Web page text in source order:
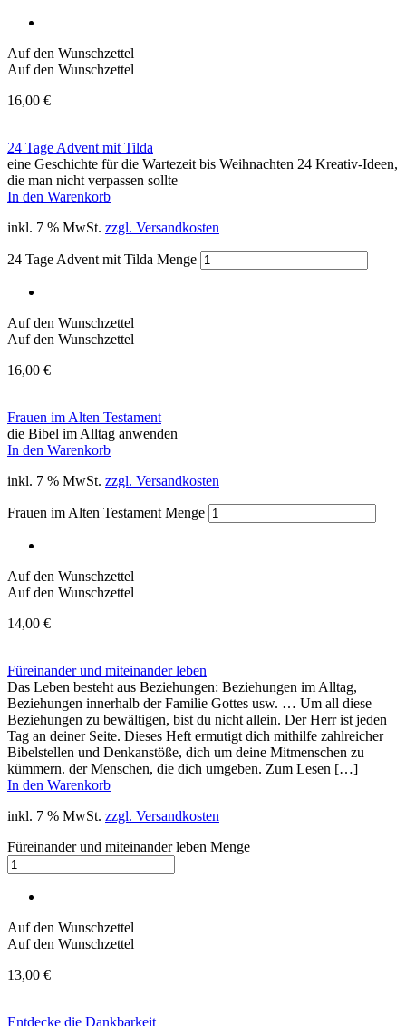
Auf den Wunschzettel
Auf den Wunschzettel
16,00 €
24 Tage Advent mit Tilda
eine Geschichte für die Wartezeit bis Weihnachten 24 Kreativ-Ideen,
die man nicht verpassen sollte
In den Warenkorb
inkl. 7 % MwSt. zzgl. Versandkosten
24 Tage Advent mit Tilda Menge
Auf den Wunschzettel
Auf den Wunschzettel
16,00 €
Frauen im Alten Testament
die Bibel im Alltag anwenden
In den Warenkorb
inkl. 7 % MwSt. zzgl. Versandkosten
Frauen im Alten Testament Menge
Auf den Wunschzettel
Auf den Wunschzettel
14,00 €
Füreinander und miteinander leben
Das Leben besteht aus Beziehungen: Beziehungen im Alltag,
Beziehungen innerhalb der Familie Gottes usw. … Um all diese
Beziehungen zu bewältigen, bist du nicht allein. Der Herr ist jeden
Tag an deiner Seite. Dieses Heft ermutigt dich mithilfe zahlreicher
Bibelstellen und Denkanstöße, dich um deine Mitmenschen zu
kümmern. der Menschen, die dich umgeben. Zum Lesen […]
In den Warenkorb
inkl. 7 % MwSt. zzgl. Versandkosten
Füreinander und miteinander leben Menge
Auf den Wunschzettel
Auf den Wunschzettel
13,00 €
Entdecke die Dankbarkeit